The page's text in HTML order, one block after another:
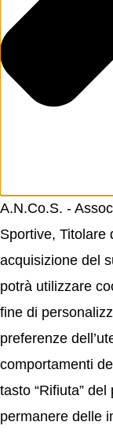
A.N.Co.S. -
Sportive, Titolare
acquisizione del
potrà utilizzare
fine di
preferenze
comportamenti
tasto “Rifiuta”
permanere delle